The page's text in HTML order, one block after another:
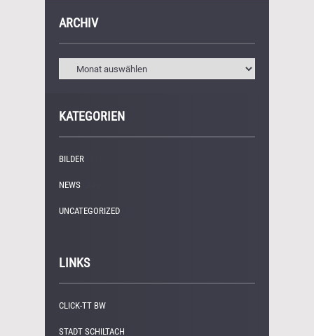
ARCHIV
KATEGORIEN
BILDER
NEWS
UNCATEGORIZED
LINKS
CLICK-TT BW
STADT SCHILTACH